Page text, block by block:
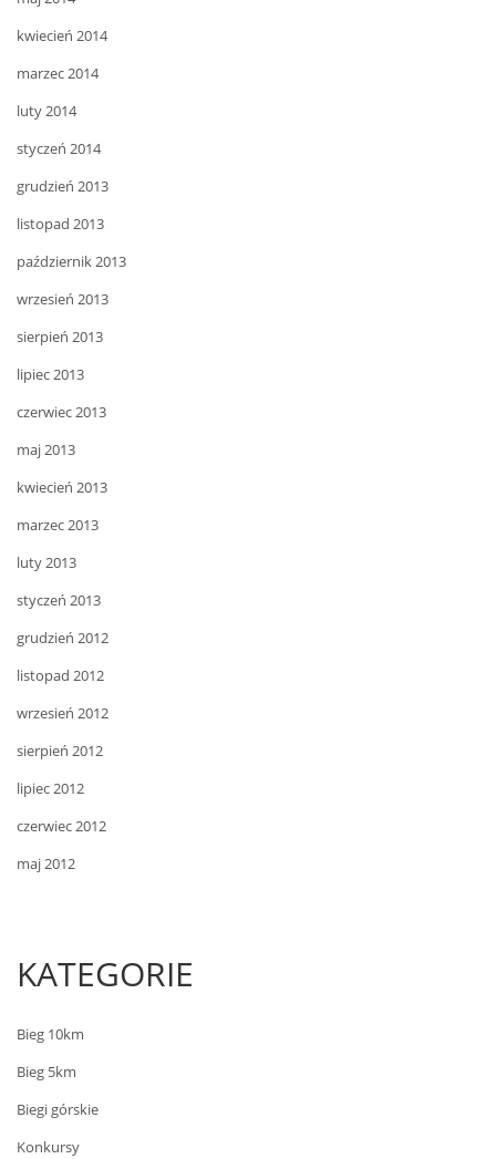
kwiecień 2014
marzec 2014
luty 2014
styczeń 2014
grudzień 2013
listopad 2013
październik 2013
wrzesień 2013
sierpień 2013
lipiec 2013
czerwiec 2013
maj 2013
kwiecień 2013
marzec 2013
luty 2013
styczeń 2013
grudzień 2012
listopad 2012
wrzesień 2012
sierpień 2012
lipiec 2012
czerwiec 2012
maj 2012
KATEGORIE
Bieg 10km
Bieg 5km
Biegi górskie
Konkursy